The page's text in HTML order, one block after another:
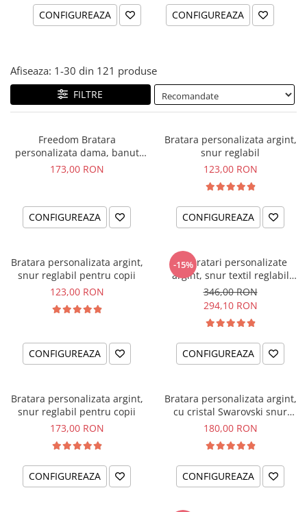
CONFIGUREAZA CONFIGUREAZA
Afiseaza: 1-30 din 121 produse
FILTRE
Freedom Bratara
personalizata dama, banut
argint, snur reglabil
173,00 RON
CONFIGUREAZA
Bratara personalizata argint,
snur reglabil
123,00 RON
CONFIGUREAZA
Bratara personalizata argint,
snur reglabil pentru copii
123,00 RON
CONFIGUREAZA
-15%
Set bratari personalizate
argint, snur textil reglabil
Family
346,00 RON
294,10 RON
CONFIGUREAZA
Bratara personalizata argint,
snur reglabil pentru copii
173,00 RON
CONFIGUREAZA
Bratara personalizata argint,
cu cristal Swarovski snur
reglabil fetite Little Ballerinas
180,00 RON
CONFIGUREAZA